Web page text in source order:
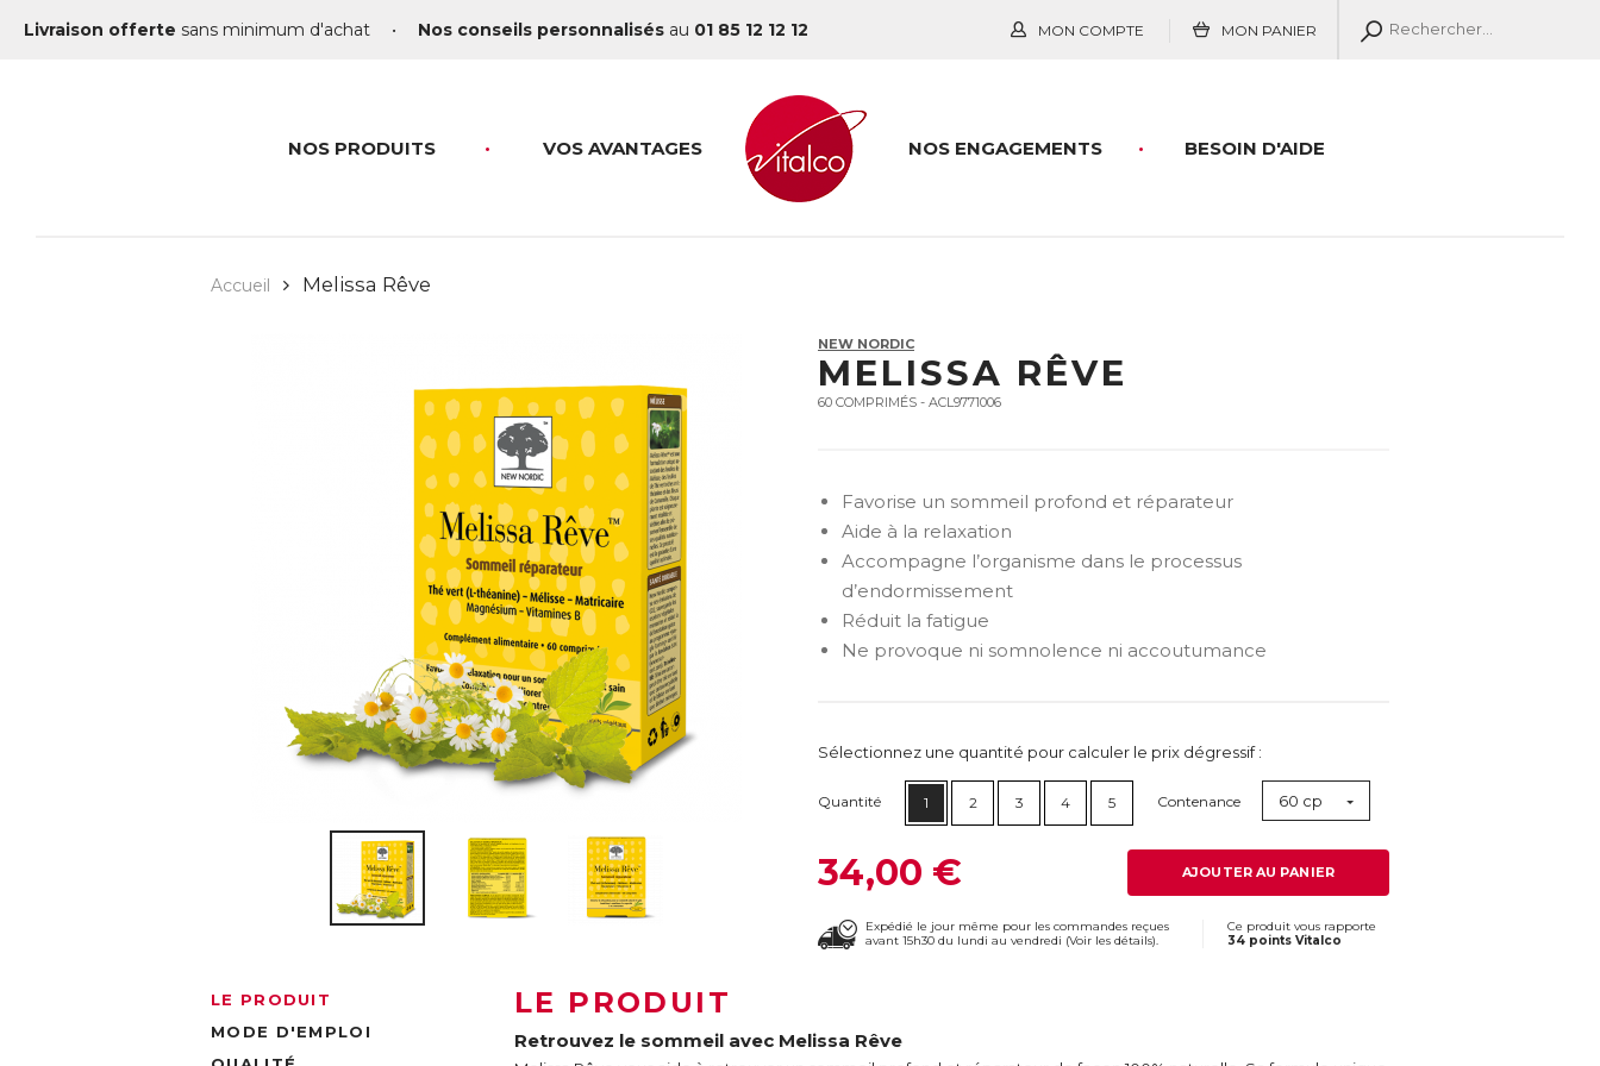
Livraison offerte sans minimum d'achat • Nos conseils personnalisés au 01 85 12 12 12 MON COMPTE MON PANIER
NOS PRODUITS VOS AVANTAGES BESOIN D'AIDE
NOS ENGAGEMENTS
Accueil Melissa Rêve
NEW NORDIC
MELISSA RÊVE
60 COMPRIMÉS - ACL9771006
Favorise un sommeil profond et réparateur
Aide à la relaxation
Accompagne l’organisme dans le processus
d’endormissement
Réduit la fatigue
Ne provoque ni somnolence ni accoutumance
Sélectionnez une quantité pour calculer le prix dégressif :
Quantité 1 2 3 4 5 Contenance 60 cp
34,00 € AJOUTER AU PANIER
Expédié le jour même pour les commandes reçues
avant 15h30 du lundi au vendredi (Voir les détails).
Ce produit vous rapporte
34 points Vitalco
LE PRODUIT
MODE D'EMPLOI
LE PRODUIT
Retrouvez le sommeil avec Melissa Rêve